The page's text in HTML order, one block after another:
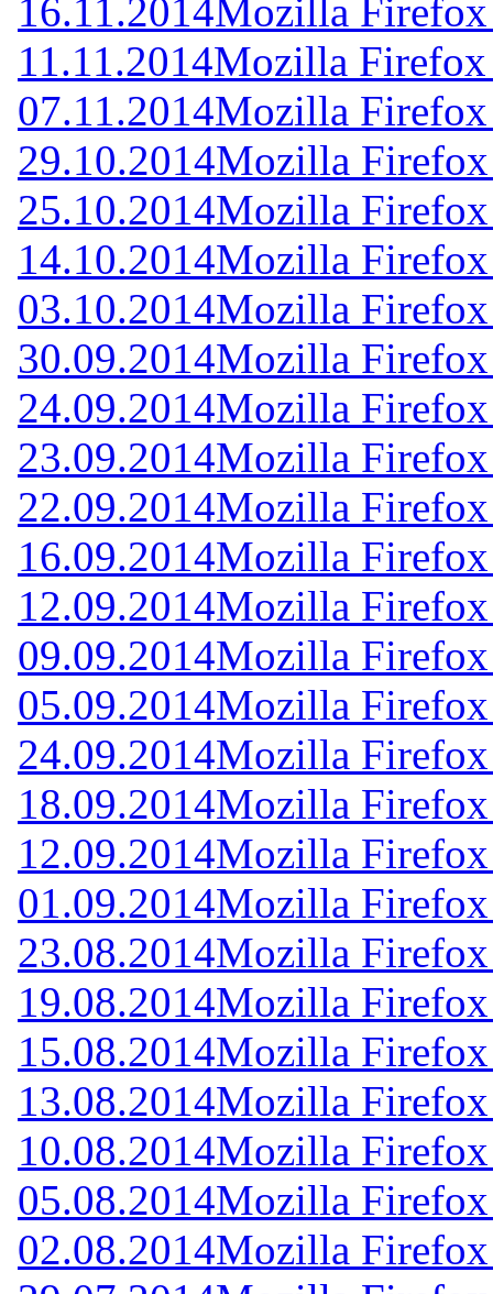
16.11.2014Mozilla
11.11.2014Mozilla
07.11.2014Mozilla
29.10.2014Mozilla
25.10.2014Mozilla
14.10.2014Mozilla
03.10.2014Mozilla
30.09.2014Mozilla
24.09.2014Mozilla
23.09.2014Mozilla
22.09.2014Mozilla
16.09.2014Mozilla
12.09.2014Mozilla
09.09.2014Mozilla
05.09.2014Mozilla
24.09.2014Mozilla
18.09.2014Mozilla
12.09.2014Mozilla
01.09.2014Mozilla
23.08.2014Mozilla
19.08.2014Mozilla
15.08.2014Mozilla
13.08.2014Mozilla
10.08.2014Mozilla
05.08.2014Mozilla
02.08.2014Mozilla